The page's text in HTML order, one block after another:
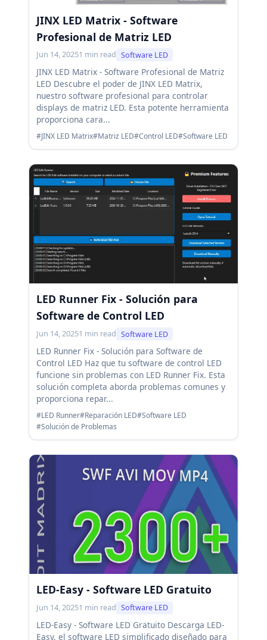
JINX LED Matrix - Software
Profesional de Matriz LED
Jun 14, 20251 min read Software LED
JINX LED Matrix - Software Profesional de Matriz
LED Descubre el poder de JINX LED Matrix,
nuestro software profesional para controlar
displays de matriz LED. Esta potente herramienta
proporciona cara...
#JINX LED Matrix#Matriz LED#Control LED#Software LED
LED Runner Fix - Solución para
Software de Control LED
Jun 14, 20251 min read Software LED
LED Runner Fix - Solución para Software de
Control LED Haz que tu software de control LED
funcione sin problemas con LED Runner Fix. Esta
solución completa aborda problemas comunes y
proporciona repar...
#LED Runner#Reparación LED#Software LED
#Solución de Problemas
LED-Easy - Software LED Gratuito
Jun 14, 20251 min read Software LED
LED-Easy - Software LED Gratuito Descarga LED-
Easy, el software LED simplificado diseñado para